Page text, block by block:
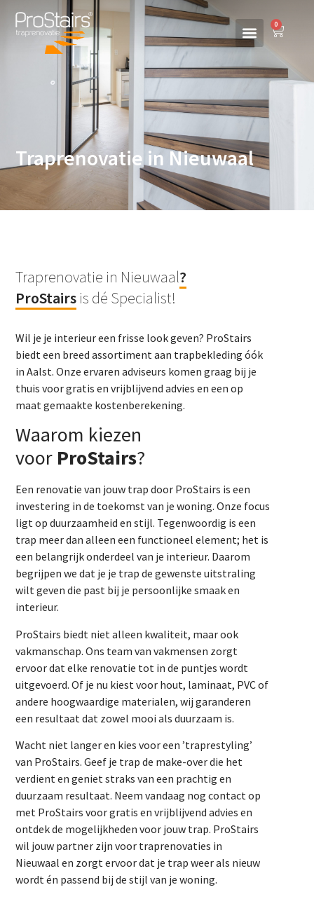
0
Traprenovatie in Nieuwaal
Traprenovatie in Nieuwaal?
ProStairs is dé Specialist!
Wil je je interieur een frisse look geven? ProStairs
biedt een breed assortiment aan trapbekleding óók
in Aalst. Onze ervaren adviseurs komen graag bij je
thuis voor gratis en vrijblijvend advies en een op
maat gemaakte kostenberekening.
Waarom kiezen
voor ProStairs?
Een renovatie van jouw trap door ProStairs is een
investering in de toekomst van je woning. Onze focus
ligt op duurzaamheid en stijl. Tegenwoordig is een
trap meer dan alleen een functioneel element; het is
een belangrijk onderdeel van je interieur. Daarom
begrijpen we dat je je trap de gewenste uitstraling
wilt geven die past bij je persoonlijke smaak en
interieur.
ProStairs biedt niet alleen kwaliteit, maar ook
vakmanschap. Ons team van vakmensen zorgt
ervoor dat elke renovatie tot in de puntjes wordt
uitgevoerd. Of je nu kiest voor hout, laminaat, PVC of
andere hoogwaardige materialen, wij garanderen
een resultaat dat zowel mooi als duurzaam is.
Wacht niet langer en kies voor een ’traprestyling’
van ProStairs. Geef je trap de make-over die het
verdient en geniet straks van een prachtig en
duurzaam resultaat. Neem vandaag nog contact op
met ProStairs voor gratis en vrijblijvend advies en
ontdek de mogelijkheden voor jouw trap. ProStairs
wil jouw partner zijn voor traprenovaties in
Nieuwaal en zorgt ervoor dat je trap weer als nieuw
wordt én passend bij de stijl van je woning.